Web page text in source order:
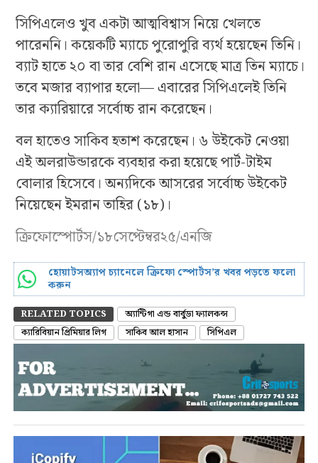
সিপিএলেও খুব একটা আত্মবিশ্বাস নিয়ে খেলতে
পারেননি। কয়েকটি ম্যাচে পুরোপুরি ব্যর্থ হয়েছেন তিনি।
ব্যাট হাতে ২০ বা তার বেশি রান এসেছে মাত্র তিন ম্যাচে।
তবে মজার ব্যাপার হলো— এবারের সিপিএলেই তিনি
তার ক্যারিয়ারে সর্বোচ্চ রান করেছেন।
বল হাতেও সাকিব হতাশ করেছেন। ৬ উইকেট নেওয়া
এই অলরাউন্ডারকে ব্যবহার করা হয়েছে পার্ট-টাইম
বোলার হিসেবে। অন্যদিকে আসরের সর্বোচ্চ উইকেট
নিয়েছেন ইমরান তাহির (১৮)।
ক্রিফোস্পোর্টস/১৮সেপ্টেম্বর২৫/এনজি
হোয়াটসঅ্যাপ চ্যানেলে ক্রিফো স্পোর্টস’র খবর পড়তে ফলো
করুন
RELATED TOPICS
অ্যান্টিগা এন্ড বার্বুডা ফ্যালকন্স
ক্যারিবিয়ান প্রিমিয়ার লিগ
সাকিব আল হাসান সিপিএল